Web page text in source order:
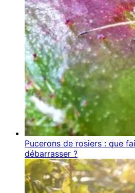
Pucerons de rosiers : que
débarrasser ?